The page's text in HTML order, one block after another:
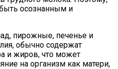
осознанным и
пирожные, печенье и
обычно содержат
и жиров, что может
на организм как матери,